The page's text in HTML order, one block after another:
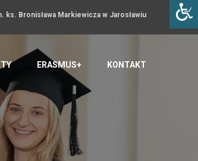
ks. Bronisława Markiewicza w Jarosławiu
ERASMUS+ KONTAKT